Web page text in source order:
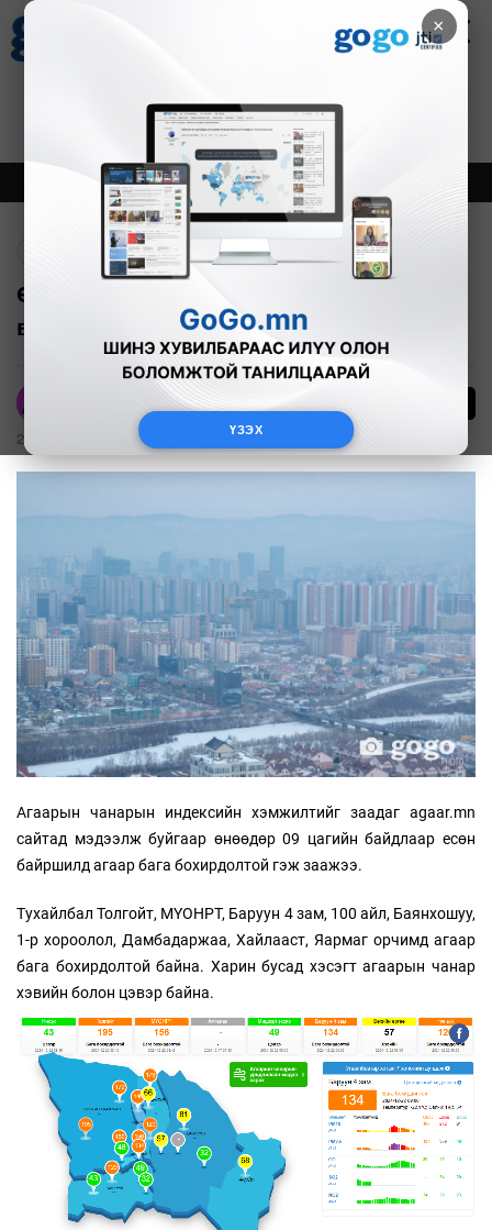
×
ҮЗЭХ
Зурхай
8.08
Онцлох Шинэ
Өнөөдөр агаарын чанар ямар байна
вэ?
2024-12-22
Агаарын чанарын индексийн хэмжилтийг заадаг agaar.mn
сайтад мэдээлж буйгаар өнөөдөр 09 цагийн байдлаар есөн
байршилд агаар бага бохирдолтой гэж заажээ.
Тухайлбал Толгойт, МҮОНРТ, Баруун 4 зам, 100 айл, Баянхошуу,
1-р хороолол, Дамбадаржаа, Хайлааст, Яармаг орчимд агаар
бага бохирдолтой байна. Харин бусад хэсэгт агаарын чанар
хэвийн болон цэвэр байна.